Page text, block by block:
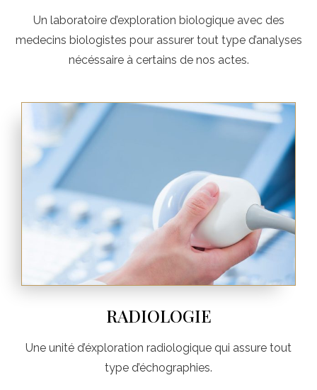
Un laboratoire d’exploration biologique avec des
medecins biologistes pour assurer tout type d’analyses
nécéssaire à certains de nos actes.
RADIOLOGIE
Une unité d’éxploration radiologique qui assure tout
type d’échographies.